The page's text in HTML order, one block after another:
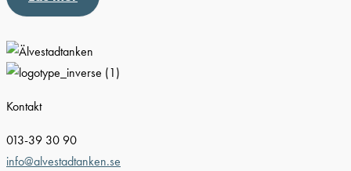
Kontakt
013-39 30 90
info@alvestadtanken.se